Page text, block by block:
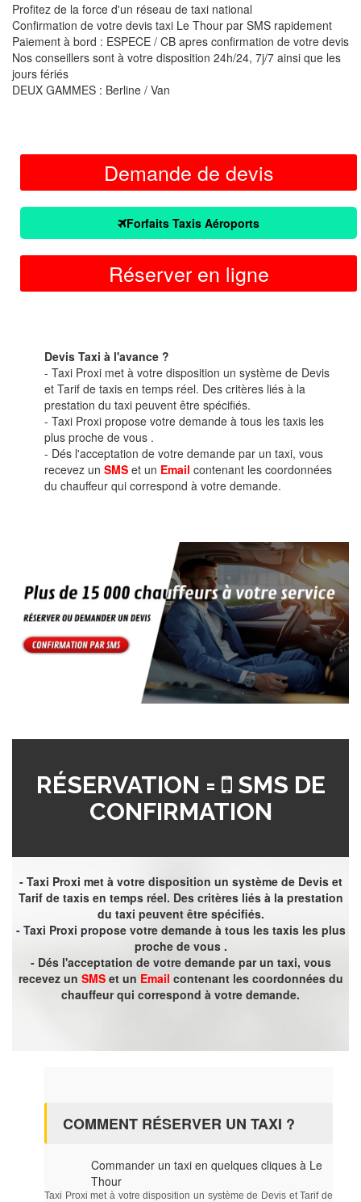
Profitez de la force d'un réseau de taxi national
Confirmation de votre devis taxi Le Thour par SMS rapidement
Paiement à bord : ESPECE / CB apres confirmation de votre devis
Nos conseillers sont à votre disposition 24h/24, 7j/7 ainsi que les
jours fériés
DEUX GAMMES : Berline / Van
Demande de devis
Forfaits Taxis Aéroports
Réserver en ligne
Devis Taxi à l'avance ?
- Taxi Proxi met à votre disposition un système de Devis
et Tarif de taxis en temps réel. Des critères liés à la
prestation du taxi peuvent être spécifiés.
- Taxi Proxi propose votre demande à tous les taxis les
plus proche de vous .
- Dés l'acceptation de votre demande par un taxi, vous
recevez un SMS et un Email contenant les coordonnées
du chauffeur qui correspond à votre demande.
RÉSERVATION =
SMS DE
CONFIRMATION
- Taxi Proxi met à votre disposition un système de Devis et
Tarif de taxis en temps réel. Des critères liés à la prestation
du taxi peuvent être spécifiés.
- Taxi Proxi propose votre demande à tous les taxis les plus
proche de vous .
- Dés l'acceptation de votre demande par un taxi, vous
recevez un SMSet un Email contenant les coordonnées du
chauffeur qui correspond à votre demande.
COMMENT RÉSERVER UN TAXI ?
Commander un taxi en quelques cliques à Le
Thour
Taxi Proxi met à votre disposition un système de Devis et Tarif de